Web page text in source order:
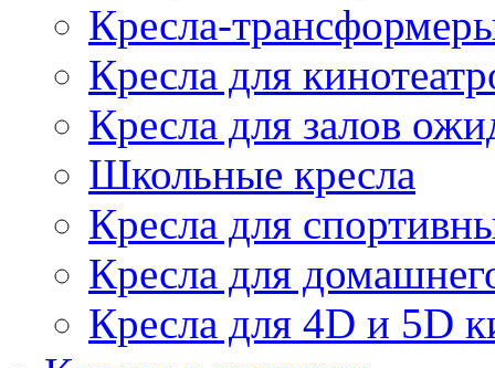
Кресла-
Кресла для
Кресла для залов
Школьные кресла
Кресла для
Кресла для
Кресла для 4D и 5D